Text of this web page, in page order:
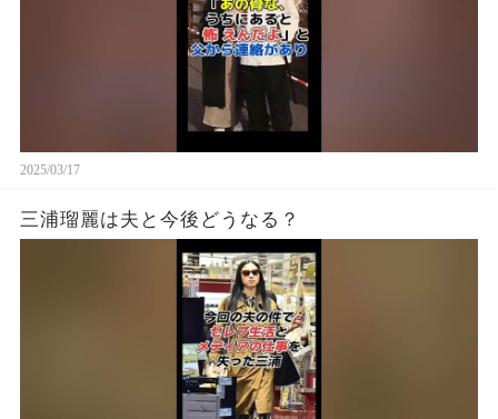
2025/03/17
三浦瑠麗は夫と今後どうなる？